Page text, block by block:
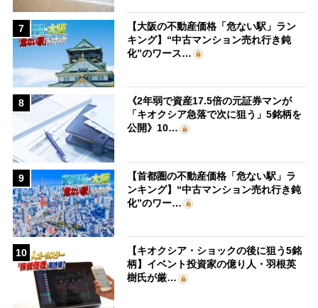
7
【大阪の不動産価格「危ない駅」ラン
キング】“中古マンション売れ行き鈍
化”のワース…
8
《2年弱で資産17.5倍の元証券マンが
「キオクシア急落で次に狙う」5銘柄を
公開》10…
9
【首都圏の不動産価格「危ない駅」ラ
ンキング】“中古マンション売れ行き鈍
化”のワー…
10
【キオクシア・ショックの後に狙う5銘
柄】イベント投資家の億り人・羽根英
樹氏が厳…